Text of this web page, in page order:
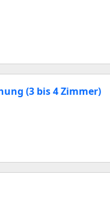
(3 bis 4 Zimmer)